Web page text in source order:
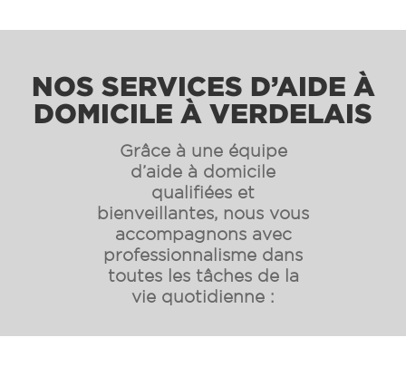
NOS SERVICES D’AIDE À
DOMICILE À VERDELAIS
Grâce à une équipe
d’aide à domicile
qualifiées et
bienveillantes, nous vous
accompagnons avec
professionnalisme dans
toutes les tâches de la
vie quotidienne :